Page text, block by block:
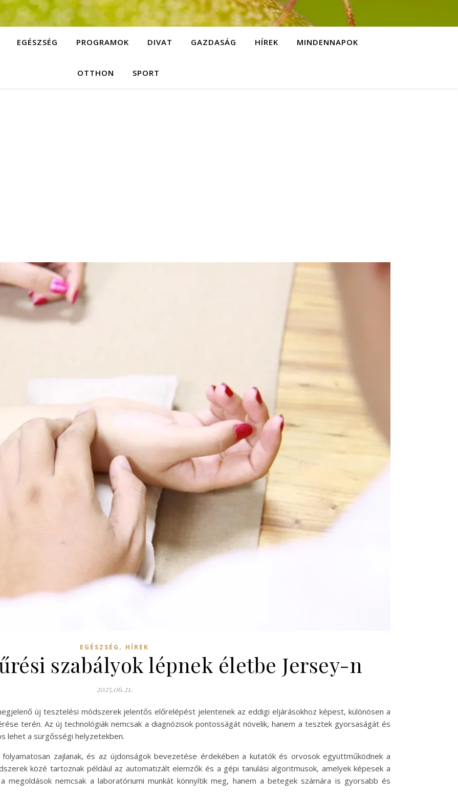
EGÉSZSÉG PROGRAMOK DIVAT GAZDASÁG HÍREK MINDENNAPOK
OTTHON SPORT
EGÉSZSÉG , HÍREK
szabályok lépnek életbe Jersey-n
2025.06.21.
új tesztelési módszerek jelentős előrelépést jelentenek az eddigi eljárásokhoz képest, különösen a
terén. Az új technológiák nemcsak a diagnózisok pontosságát növelik, hanem a tesztek gyorsaságát és
lehet a sürgősségi helyzetekben.
zajlanak, és az újdonságok bevezetése érdekében a kutatók és orvosok együttműködnek a
közé tartoznak például az automatizált elemzők és a gépi tanulási algoritmusok, amelyek képesek a
megoldások nemcsak a laboratóriumi munkát könnyítik meg, hanem a betegek számára is gyorsabb és